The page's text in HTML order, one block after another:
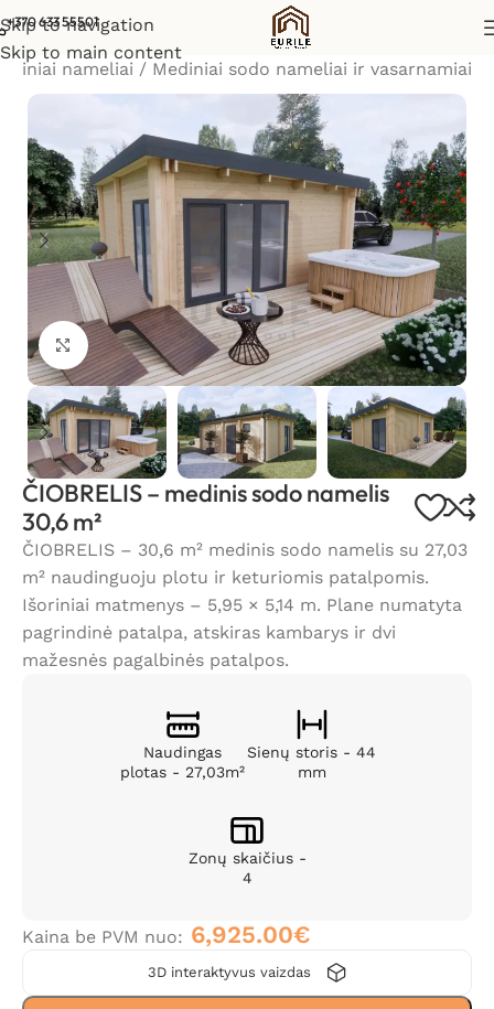
Skip to navigation
Skip to main content
+370 633 55501
nameliai / Mediniai sodo nameliai ir vasarnamiai
Padidinti vaizdą
ČIOBRELIS – medinis sodo namelis
30,6 m²
ČIOBRELIS – 30,6 m² medinis sodo namelis su 27,03
m² naudinguoju plotu ir keturiomis patalpomis.
Išoriniai matmenys – 5,95 × 5,14 m. Plane numatyta
pagrindinė patalpa, atskiras kambarys ir dvi
mažesnės pagalbinės patalpos.
Naudingas
plotas - 27,03m²
Sienų storis - 44
mm
Zonų skaičius -
4
Kaina be PVM nuo: 6,925.00€
3D interaktyvus vaizdas